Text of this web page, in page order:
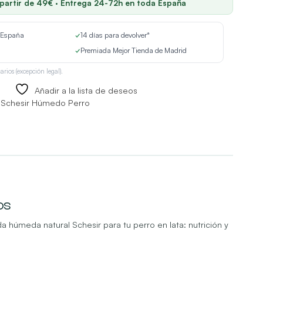
partir de 49€ · Entrega 24-72h en toda España
✓14 días para devolver*
✓Premiada Mejor Tienda de Madrid
(excepción legal).
Añadir a la lista de deseos
Schesir Húmedo Perro
húmeda natural Schesir para tu perro en lata: nutrición y